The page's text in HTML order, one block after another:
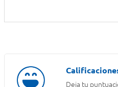
Deja tu